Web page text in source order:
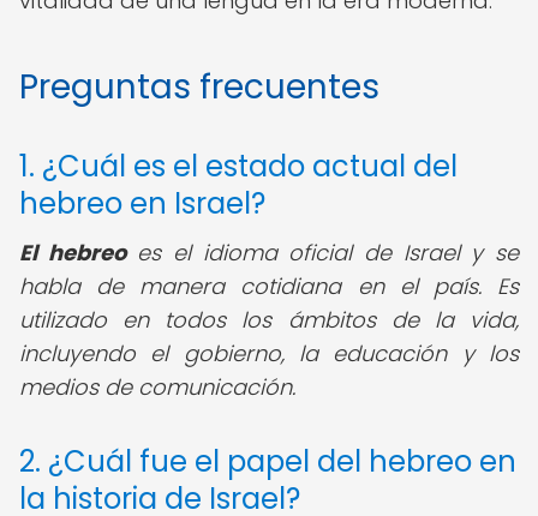
Preguntas frecuentes
1. ¿Cuál es el estado actual del
hebreo en Israel?
El hebreoes el idioma oficial de Israel y se
habla de manera cotidiana en el país. Es
utilizado en todos los ámbitos de la vida,
incluyendo el gobierno, la educación y los
medios de comunicación.
2. ¿Cuál fue el papel del hebreo en
la historia de Israel?